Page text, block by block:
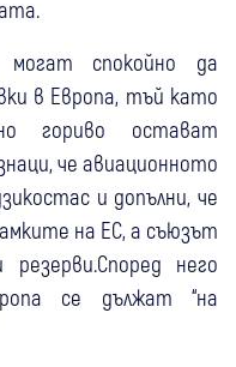
спокойно да
в Европа, тъй като
гориво остават
че авиационното
и допълни, че
на ЕС, а съюзът
него
се дължат “на